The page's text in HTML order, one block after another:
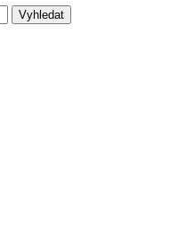
Vyhledat